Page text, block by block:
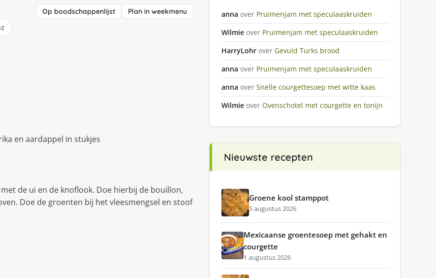
Op boodschappenlijst Plan in weekmenu
en aardappel in stukjes
de ui en de knoflook. Doe hierbij de bouillon,
Doe de groenten bij het vleesmengsel en stoof
anna over Pruimenjam met speculaaskruiden
Wilmie over Pruimenjam met speculaaskruiden
HarryLohr over Gevuld Turks brood
anna over Pruimenjam met speculaaskruiden
anna over Snelle courgettesoep met witte kaas
Wilmie over Ovenschotel met courgette en tonijn
Nieuwste recepten
Groene kool stamppot
5 augustus 2026
Mexicaanse groentesoep met gehakt en
courgette
1 augustus 2026